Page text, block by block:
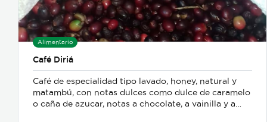
Alimentario
Café Diriá
Café de especialidad tipo lavado, honey, natural y
matambú, con notas dulces como dulce de caramelo
o caña de azucar, notas a chocolate, a vainilla y a